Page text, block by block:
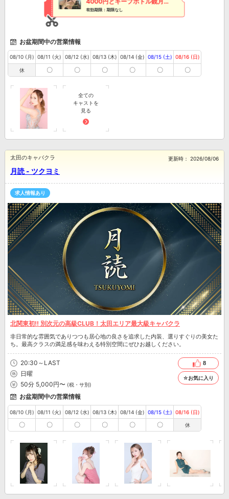
サービス
有効期限：期限なし
お盆期間中の営業情報
08/10 (月)
休
08/11 (火)
〇
08/12 (水)
〇
08/13 (木)
〇
08/14 (金)
〇
08/15 (土)
〇
08/16 (日)
〇
全ての
キャストを
見る
月読 - ツクヨミ
太田のキャバクラ 更新時： 2026/08/06
求人情報あり
北関東初!! 別次元の高級CLUB！太田エリア最大級キャバクラ
非日常的な雰囲気でありつつも居心地の良さを追求した内装、選りすぐりの美女た
ち。最高クラスの満足感を味わえる特別空間にぜひお越しください。
20:30～LAST
日曜
50分 5,000円〜 (税・サ別)
8
☆お気に入り
お盆期間中の営業情報
08/10 (月)
〇
08/11 (火)
〇
08/12 (水)
〇
08/13 (木)
〇
08/14 (金)
〇
08/15 (土)
〇
08/16 (日)
休